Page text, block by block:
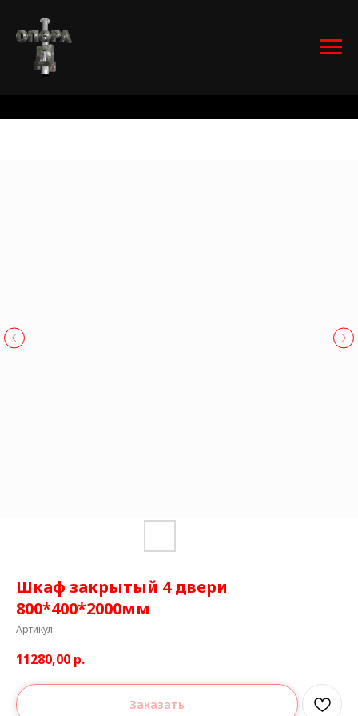
Шкаф закрытый 4 двери
800*400*2000мм
Артикул:
11280,00 р.
Заказать